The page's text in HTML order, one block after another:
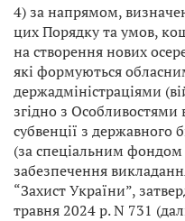
4) за напрямом,
цих Порядку та умов,
на створення нових
які формуються
держадміністраціями
згідно з Особливостями
субвенції з
(за спеціальним
забезпечення
“Захист України”,
травня 2024 р. N 731